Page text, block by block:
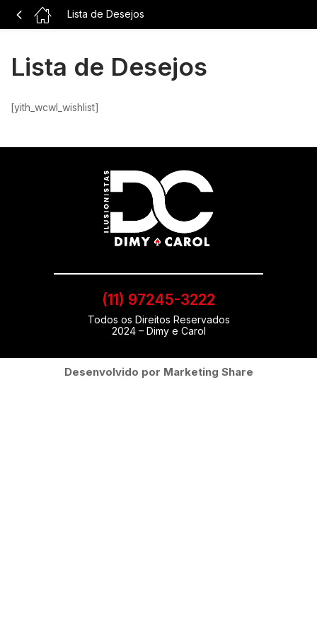
Lista de Desejos
Lista de Desejos
[yith_wcwl_wishlist]
(11) 97245-3222
Todos os Direitos Reservados
2024 – Dimy e Carol
Desenvolvido por Marketing Share